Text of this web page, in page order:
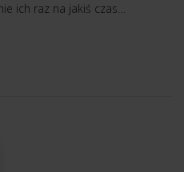
ich raz na jakiś czas…